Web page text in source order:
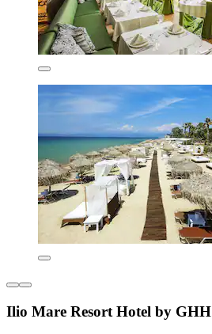
Ilio Mare Resort Hotel by GHH